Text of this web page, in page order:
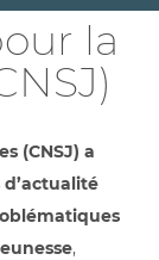
la
(CNSJ) a
,